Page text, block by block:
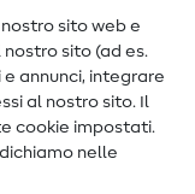
sito web e
sito (ad es.
annunci, integrare
al nostro sito. Il
cookie impostati.
nelle